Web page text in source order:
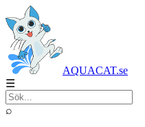
AQUACAT.se
☰
⌕